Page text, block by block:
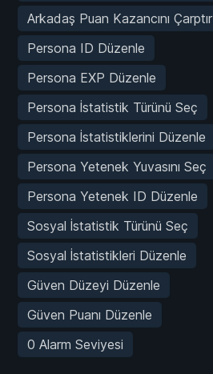
Arkadaş Puan Kazancını Çarptır
Persona ID Düzenle
Persona EXP Düzenle
Persona İstatistik Türünü Seç
Persona İstatistiklerini Düzenle
Persona Yetenek Yuvasını Seç
Persona Yetenek ID Düzenle
Sosyal İstatistik Türünü Seç
Sosyal İstatistikleri Düzenle
Güven Düzeyi Düzenle
Güven Puanı Düzenle
0 Alarm Seviyesi